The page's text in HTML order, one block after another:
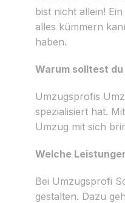
bist nicht allein!
alles kümmern
haben.
Warum solltest
Umzugsprofis
spezialisiert hat.
Umzug mit sich
Welche
Bei Umzugsprofi
gestalten. Dazu